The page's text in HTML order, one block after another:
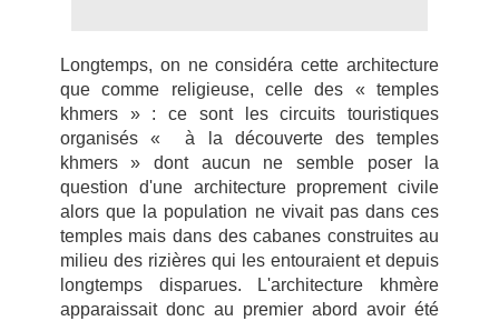
Longtemps, on ne considéra cette architecture
que comme religieuse, celle des « temples
khmers » : ce sont les circuits touristiques
organisés « à la découverte des temples
khmers » dont aucun ne semble poser la
question d'une architecture proprement civile
alors que la population ne vivait pas dans ces
temples mais dans des cabanes construites au
milieu des rizières qui les entouraient et depuis
longtemps disparues. L'architecture khmère
apparaissait donc au premier abord avoir été